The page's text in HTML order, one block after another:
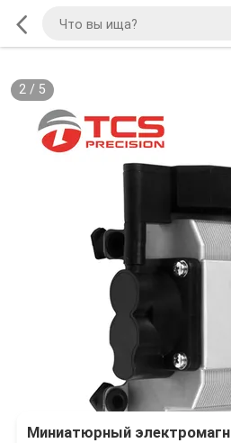
2/ 5
Миниатюрный